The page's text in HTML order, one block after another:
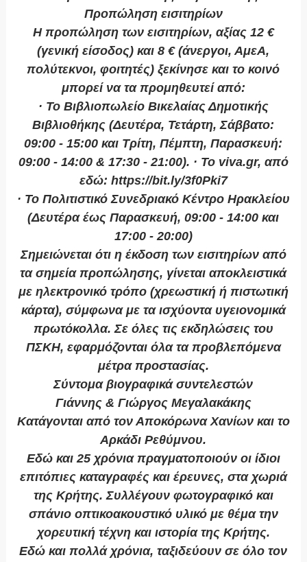
Προπώληση εισιτηρίων
Η προπώληση των εισιτηρίων, αξίας 12 €
(γενική είσοδος) και 8 € (άνεργοι, ΑμεΑ,
πολύτεκνοι, φοιτητές) ξεκίνησε και το κοινό
μπορεί να τα προμηθευτεί από:
· Το Βιβλιοπωλείο Βικελαίας Δημοτικής
Βιβλιοθήκης (Δευτέρα, Τετάρτη, Σάββατο:
09:00 - 15:00 και Τρίτη, Πέμπτη, Παρασκευή:
09:00 - 14:00 & 17:30 - 21:00). · Το viva.gr, από
εδώ: https://bit.ly/3f0Pki7
· Το Πολιτιστικό Συνεδριακό Κέντρο Ηρακλείου
(Δευτέρα έως Παρασκευή, 09:00 - 14:00 και
17:00 - 20:00)
Σημειώνεται ότι η έκδοση των εισιτηρίων από
τα σημεία προπώλησης, γίνεται αποκλειστικά
με ηλεκτρονικό τρόπο (χρεωστική ή πιστωτική
κάρτα), σύμφωνα με τα ισχύοντα υγειονομικά
πρωτόκολλα. Σε όλες τις εκδηλώσεις του
ΠΣΚΗ, εφαρμόζονται όλα τα προβλεπόμενα
μέτρα προστασίας.
Σύντομα βιογραφικά συντελεστών
Γιάννης & Γιώργος Μεγαλακάκης
Κατάγονται από τον Αποκόρωνα Χανίων και το
Αρκάδι Ρεθύμνου.
Εδώ και 25 χρόνια πραγματοποιούν οι ίδιοι
επιτόπιες καταγραφές και έρευνες, στα χωριά
της Κρήτης. Συλλέγουν φωτογραφικό και
σπάνιο οπτικοακουστικό υλικό με θέμα την
χορευτική τέχνη και ιστορία της Κρήτης.
Εδώ και πολλά χρόνια, ταξιδεύουν σε όλο τον